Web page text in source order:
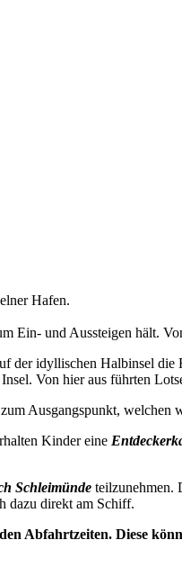
Hafen.
Ein- und Aussteigen hält.
idyllischen Halbinsel
Von hier aus führten
Ausgangspunkt, welchen
Kinder eine
Schleimünde teilzunehmen.
dazu direkt am Schiff.
Abfahrtzeiten. Diese